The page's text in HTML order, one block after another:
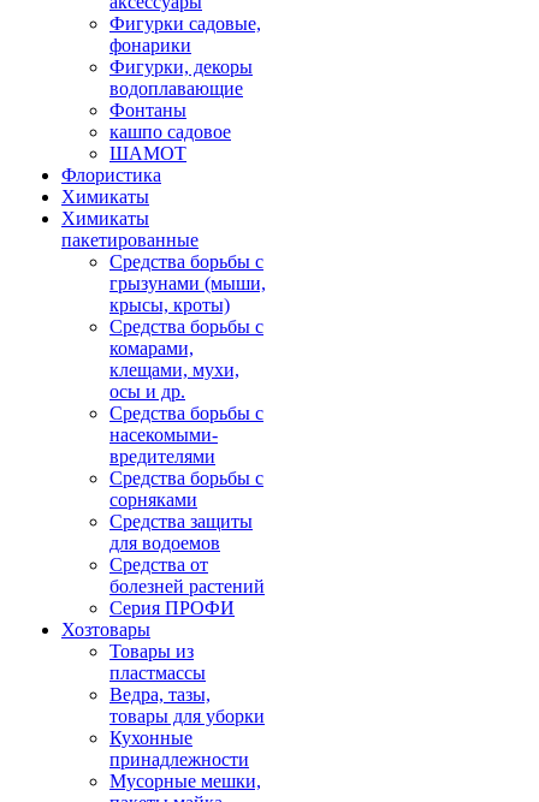
Фигурки садовые,
фонарики
Фигурки, декоры
водоплавающие
Фонтаны
кашпо садовое
ШАМОТ
Флористика
Химикаты
Химикаты
пакетированные
Средства борьбы с
грызунами (мыши,
крысы, кроты)
Средства борьбы с
комарами,
клещами, мухи,
осы и др.
Средства борьбы с
насекомыми-
вредителями
Средства борьбы с
сорняками
Средства защиты
для водоемов
Средства от
болезней растений
Серия ПРОФИ
Хозтовары
Товары из
пластмассы
Ведра, тазы,
товары для уборки
Кухонные
принадлежности
Мусорные мешки,